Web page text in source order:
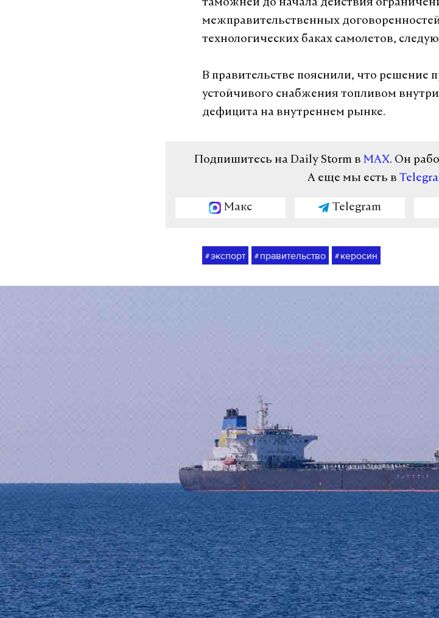
таможней до начала действия
межправительственных
технологических баках самолетов,
В правительстве пояснили, что решение
устойчивого снабжения топливом
дефицита на внутреннем рынке.
Подпишитесь на Daily Storm в MAX. Он
А еще мы есть в
Макс Telegram
#экспорт # правительство # керосин